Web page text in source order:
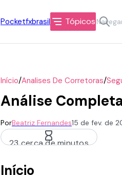
Pocketfxbrasil Tópicos
Início/Analises De Corretoras/
Análise
PorBeatriz Fernandes15 de fev. de
23 cerca de minutos
Início